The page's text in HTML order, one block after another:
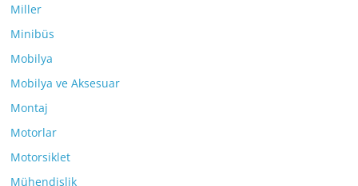
Miller
Minibüs
Mobilya
Mobilya ve Aksesuar
Montaj
Motorlar
Motorsiklet
Mühendislik